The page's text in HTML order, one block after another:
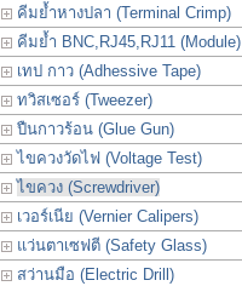
คีมย้ำหางปลา (Terminal Crimp)
คีมย้ำ BNC,RJ45,RJ11 (Module)
เทป กาว (Adhessive Tape)
ทวิสเซอร์ (Tweezer)
ปืนกาวร้อน (Glue Gun)
ไขควงวัดไฟ (Voltage Test)
ไขควง (Screwdriver)
เวอร์เนีย (Vernier Calipers)
แว่นตาเซฟตี (Safety Glass)
สว่านมือ (Electric Drill)